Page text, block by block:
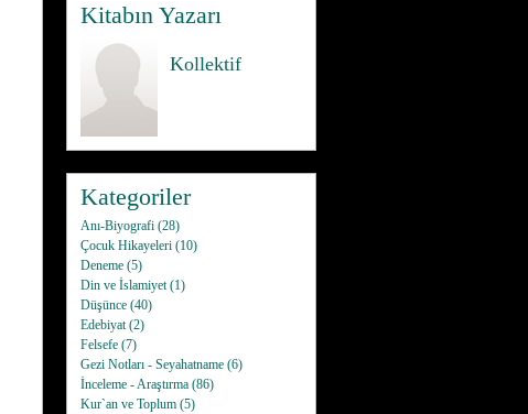
Kitabın Yazarı
Kollektif
Kategoriler
Anı-Biyografi (28)
Çocuk Hikayeleri (10)
Deneme (5)
Din ve İslamiyet(1)
Düşünce (40)
Edebiyat(2)
Felsefe (7)
Gezi Notları - Seyahatname (6)
İnceleme - Araştırma (86)
Kur`an ve Toplum (5)